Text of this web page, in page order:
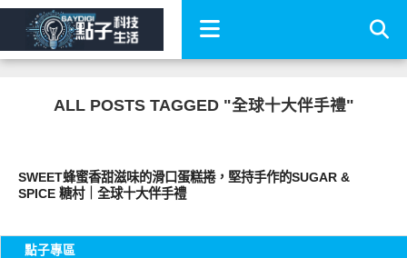
ALL POSTS TAGGED "全球十大伴手禮"
SWEET蜂蜜香甜滋味的滑口蛋糕捲，堅持手作的SUGAR &
SPICE 糖村｜全球十大伴手禮
點子專區